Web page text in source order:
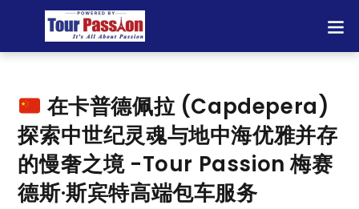
在卡普德佩拉 (Capdepera)
探索中世纪灵魂与地中海优雅并存
的慢奢之境 -Tour Passion 梅赛
德斯·斯宾特高端包车服务